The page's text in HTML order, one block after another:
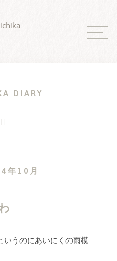
DIARY
年10月
いうのにあいにくの雨模